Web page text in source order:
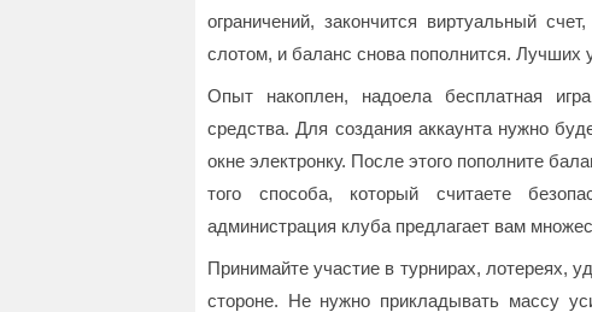
ограничений, закончится виртуальный
слотом, и баланс снова пополнится. Лучших
Опыт накоплен, надоела бесплатная
средства. Для создания аккаунта нужно
окне электронку. После этого пополните
того способа, который считаете
администрация клуба предлагает вам
Принимайте участие в турнирах, лотереях,
стороне. Не нужно прикладывать массу